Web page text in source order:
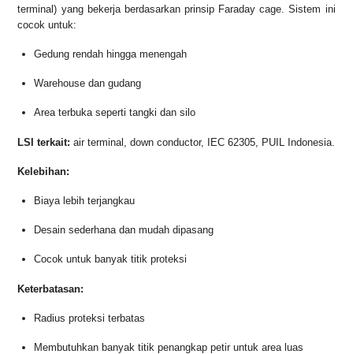
terminal) yang bekerja berdasarkan prinsip Faraday cage. Sistem ini
cocok untuk:
Gedung rendah hingga menengah
Warehouse dan gudang
Area terbuka seperti tangki dan silo
LSI terkait: air terminal, down conductor, IEC 62305, PUIL Indonesia.
Kelebihan:
Biaya lebih terjangkau
Desain sederhana dan mudah dipasang
Cocok untuk banyak titik proteksi
Keterbatasan:
Radius proteksi terbatas
Membutuhkan banyak titik penangkap petir untuk area luas